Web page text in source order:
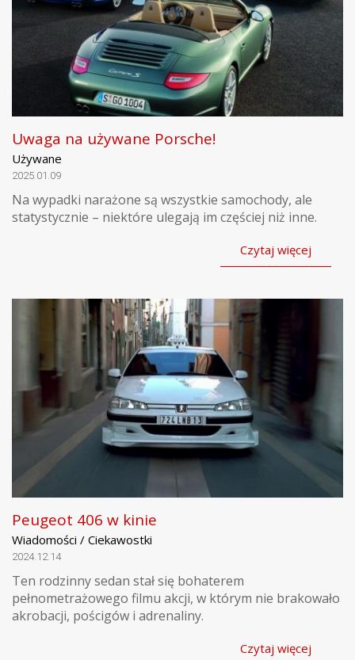
Uwaga na używane Porsche!
Używane
2025.01.09
Na wypadki narażone są wszystkie samochody, ale
statystycznie – niektóre ulegają im częściej niż inne.
Czytaj więcej
Peugeot 406 w kinie
Wiadomości / Ciekawostki
2024.12.14
Ten rodzinny sedan stał się bohaterem
pełnometrażowego filmu akcji, w którym nie brakowało
akrobacji, pościgów i adrenaliny.
Czytaj więcej